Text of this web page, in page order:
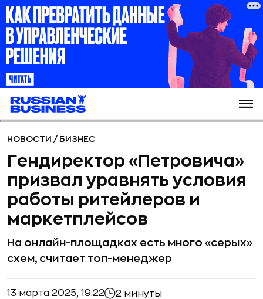
НОВОСТИ / БИЗНЕС
Гендиректор «Петровича»
призвал уравнять условия
работы ритейлеров и
маркетплейсов
На онлайн-площадках есть много «серых»
схем, считает топ-менеджер
13 марта 2025, 19:22 2 минуты